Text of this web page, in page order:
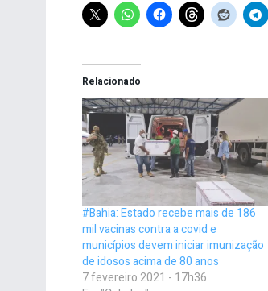
Relacionado
#Bahia: Estado recebe mais de 186
mil vacinas contra a covid e
municípios devem iniciar imunização
de idosos acima de 80 anos
7 fevereiro 2021 - 17h36